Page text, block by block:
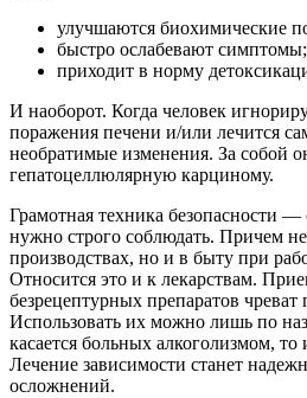
улучшаются биохимические
быстро ослабевают симптомы;
приходит в норму
И наоборот. Когда человек
поражения печени и/или лечится
необратимые изменения. За собой
гепатоцеллюлярную карциному.
Грамотная техника безопасности
нужно строго соблюдать. Причем
производствах, но и в быту при
Относится это и к лекарствам.
безрецептурных препаратов
Использовать их можно лишь по
касается больных алкоголизмом,
Лечение зависимости станет
осложнений.